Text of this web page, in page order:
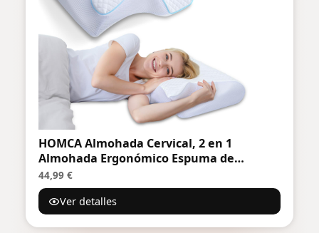
HOMCA Almohada Cervical, 2 en 1
Almohada Ergonómico Espuma de
Memoria Almohada para Soporte de
Cabeza/Cuello/Hombro, Relajación y
Alivio del Estrés, 60x40x12/14cm
44,99 €
Ver detalles